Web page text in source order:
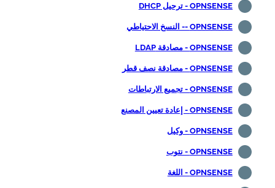
OPNSENSE - ترحيل DHCP
OPNSENSE -- النسخ الاحتياطي
OPNSENSE - مصادقة LDAP
OPNSENSE - مصادقة نصف قطر
OPNSENSE - تجميع الارتباطات
OPNSENSE - إعادة تعيين المصنع
OPNSENSE - وكيل
OPNSENSE - نتوب
OPNSENSE - اللغة